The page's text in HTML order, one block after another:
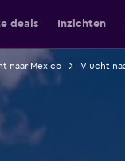
deals Inzichten
naar Mexico Vlucht